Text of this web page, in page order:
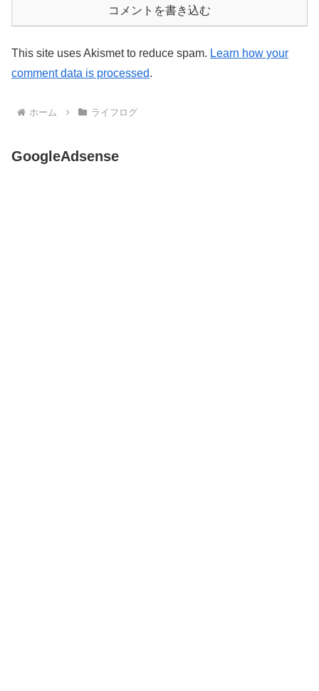
コメントを書き込む
This site uses Akismet to reduce spam. Learn how your
comment data is processed.
ホーム ライフログ
GoogleAdsense